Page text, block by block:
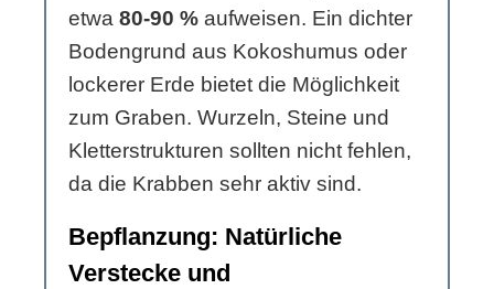
etwa 80-90 % aufweisen. Ein dichter
Bodengrund aus Kokoshumus oder
lockerer Erde bietet die Möglichkeit
zum Graben. Wurzeln, Steine und
Kletterstrukturen sollten nicht fehlen,
da die Krabben sehr aktiv sind.
Bepflanzung: Natürliche
Verstecke und